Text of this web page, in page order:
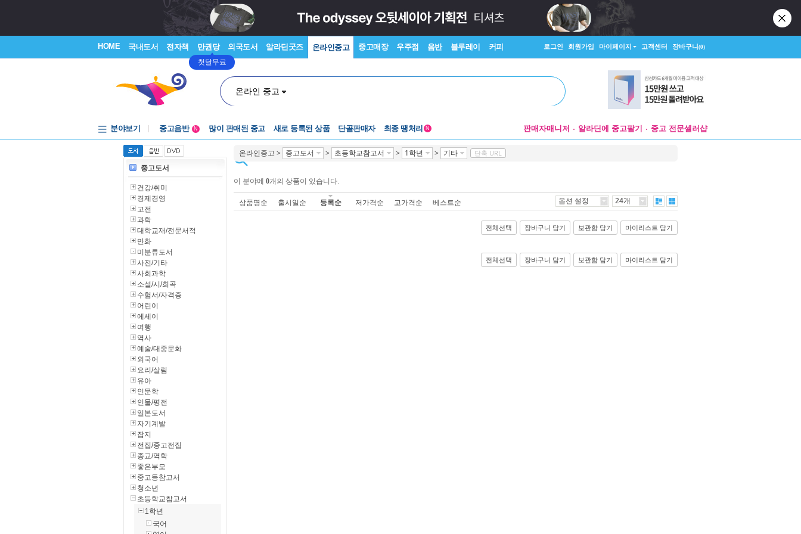
HOME 국내도서 전자책 만권당
첫달무료
외국도서 알라딘굿즈 온라인중고 중고매장 우주점 음반 블루레이 커피 로그인 회원가입 마이페이지 고객센터 장바구니(0)
온라인 중고
분야보기
중고음반
1천원부터
중고음반
N 많이 판매된 중고 새로 등록된 상품 단골판매자 최종 땡처리 N 판매자매니저 알라딘에 중고팔기 중고 전문셀러샵
온라인중고 > 중고도서 > 초등학교참고서 > 1학년 > 기타 단축 URL
이 분야에 0개의 상품이 있습니다.
상품명순 출시일순 등록순 저가격순 고가격순 베스트순 옵션 설정 24개
전체선택 장바구니 담기 보관함 담기 마이리스트 담기
전체선택 장바구니 담기 보관함 담기 마이리스트 담기
중고도서
건강/취미
경제경영
고전
과학
대학교재/전문서적
만화
미분류도서
사전/기타
사회과학
소설/시/희곡
수험서/자격증
어린이
에세이
여행
역사
예술/대중문화
외국어
요리/살림
유아
인문학
인물/평전
일본도서
자기계발
잡지
전집/중고전집
종교/역학
좋은부모
중고등참고서
청소년
초등학교참고서
1학년
국어